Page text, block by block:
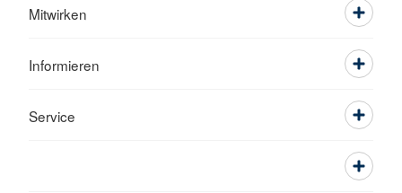
Mitwirken
Informieren
Service